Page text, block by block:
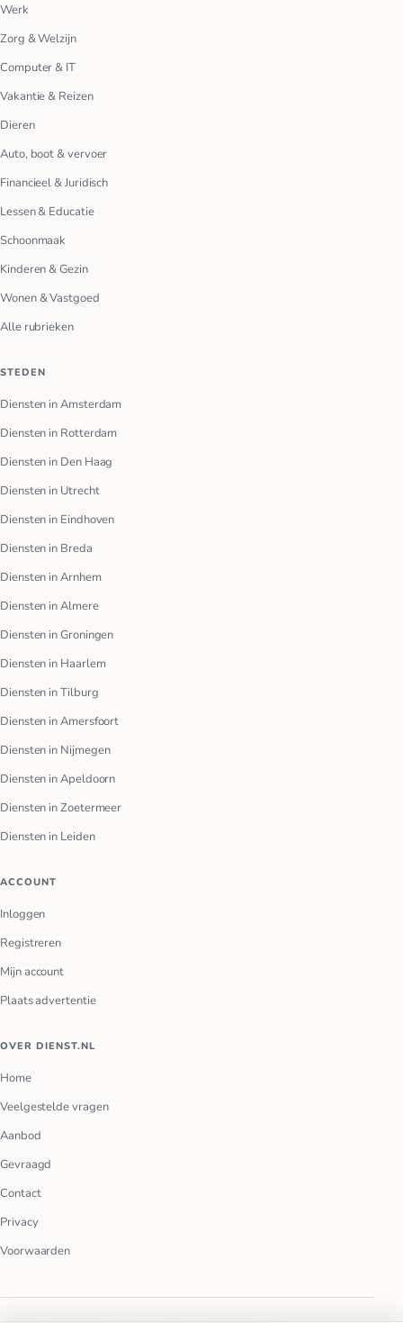
Werk
Zorg & Welzijn
Computer & IT
Vakantie & Reizen
Dieren
Auto, boot & vervoer
Financieel & Juridisch
Lessen & Educatie
Schoonmaak
Kinderen & Gezin
Wonen & Vastgoed
Alle rubrieken
STEDEN
Diensten in Amsterdam
Diensten in Rotterdam
Diensten in Den Haag
Diensten in Utrecht
Diensten in Eindhoven
Diensten in Breda
Diensten in Arnhem
Diensten in Almere
Diensten in Groningen
Diensten in Haarlem
Diensten in Tilburg
Diensten in Amersfoort
Diensten in Nijmegen
Diensten in Apeldoorn
Diensten in Zoetermeer
Diensten in Leiden
ACCOUNT
Inloggen
Registreren
Mijn account
Plaats advertentie
OVER DIENST.NL
Home
Veelgestelde vragen
Aanbod
Gevraagd
Contact
Privacy
Voorwaarden